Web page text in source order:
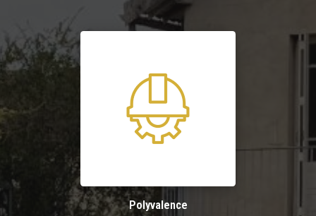
Polyvalence